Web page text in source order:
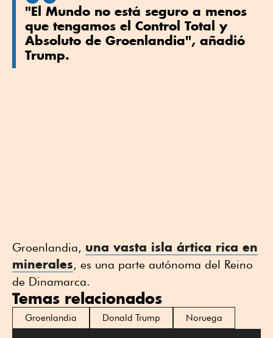
"El Mundo no está seguro a menos
que tengamos el Control Total y
Absoluto de Groenlandia", añadió
Trump.
Groenlandia, una vasta isla ártica rica en
minerales, es una parte autónoma del Reino
de Dinamarca.
Temas relacionados
Groenlandia Donald Trump Noruega